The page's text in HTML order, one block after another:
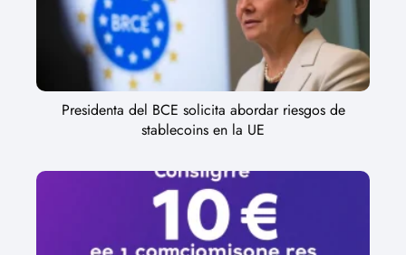
Presidenta del BCE solicita abordar riesgos de
stablecoins en la UE